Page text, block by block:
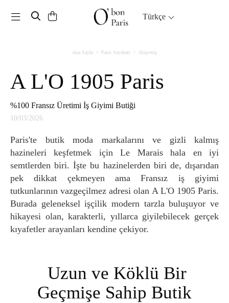
Toggle navigation Türkçe
Ana Sayfa Paris Seyahati Alışveriş
A L'O 1905 Paris
%100 Fransız Üretimi İş Giyimi Butiği
10/03/2026
Paris'te butik moda markalarını ve gizli kalmış
hazineleri keşfetmek için Le Marais hala en iyi
semtlerden biri. İşte bu hazinelerden biri de, dışarıdan
pek dikkat çekmeyen ama Fransız iş giyimi
tutkunlarının vazgeçilmez adresi olan A L'O 1905 Paris.
Burada geleneksel işçilik modern tarzla buluşuyor ve
hikayesi olan, karakterli, yıllarca giyilebilecek gerçek
kıyafetler arayanları kendine çekiyor.
Uzun ve Köklü Bir
Geçmişe Sahip Butik